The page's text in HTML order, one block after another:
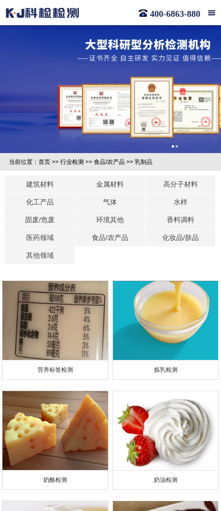
400-6863-880
当前位置： 首页>> 行业检测 >> 食品/农产品>> 乳制品
建筑材料 金属材料 高分子材料
化工产品 气体 水样
固废/危废 环境其他 香料调料
医药领域 食品/农产品 化妆品/肤品
其他领域
营养标签检测 炼乳检测
奶酪检测 奶油检测